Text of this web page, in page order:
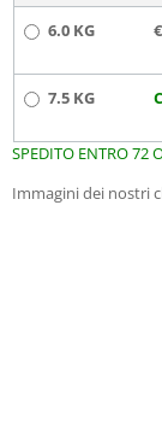
6.0 KG
7.5 KG
SPEDITO ENTRO 72
Immagini dei nostri